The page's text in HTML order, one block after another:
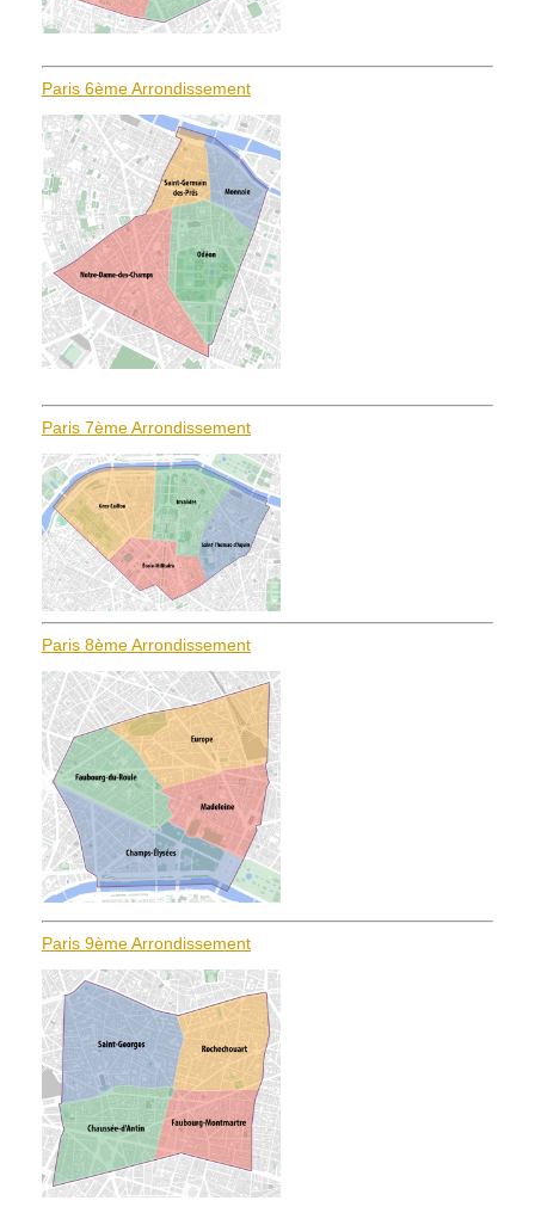
Paris 6ème Arrondissement
Paris 7ème Arrondissement
Paris 8ème Arrondissement
Paris 9ème Arrondissement